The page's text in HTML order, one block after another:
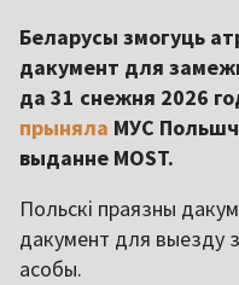
Беларусы змогуць
дакумент для
да 31 снежня 2026
прыняла МУС
выданне MOST.
Польскі праязны
дакумент для выезду
асобы.